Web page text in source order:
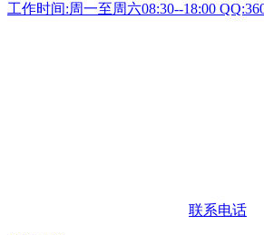
工作时间:周一至周六08:30--18:00
联系电话